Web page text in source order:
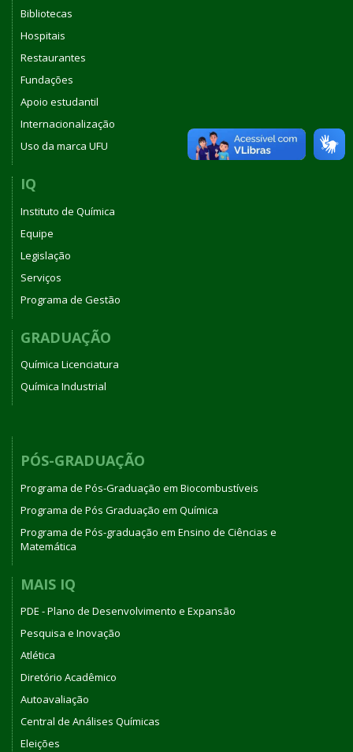
Bibliotecas
Hospitais
Restaurantes
Fundações
Apoio estudantil
Internacionalização
Uso da marca UFU
IQ
Instituto de Química
Equipe
Legislação
Serviços
Programa de Gestão
GRADUAÇÃO
Química Licenciatura
Química Industrial
PÓS-GRADUAÇÃO
Programa de Pós-Graduação em Biocombustíveis
Programa de Pós Graduação em Química
Programa de Pós-graduação em Ensino de Ciências e
Matemática
MAIS IQ
PDE - Plano de Desenvolvimento e Expansão
Pesquisa e Inovação
Atlética
Diretório Acadêmico
Autoavaliação
Central de Análises Químicas
Eleições